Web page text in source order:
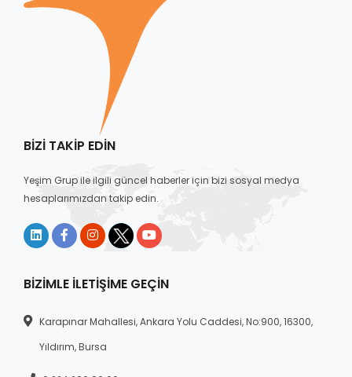
BIZI TAKIP EDIN
Yeşim Grup ile ilgili güncel haberler için bizi sosyal medya
hesaplarımızdan takip edin.
BIZIMLE İLETIŞIME GEÇIN
Karapınar Mahallesi, Ankara Yolu Caddesi, No:900, 16300,
Yıldırım, Bursa